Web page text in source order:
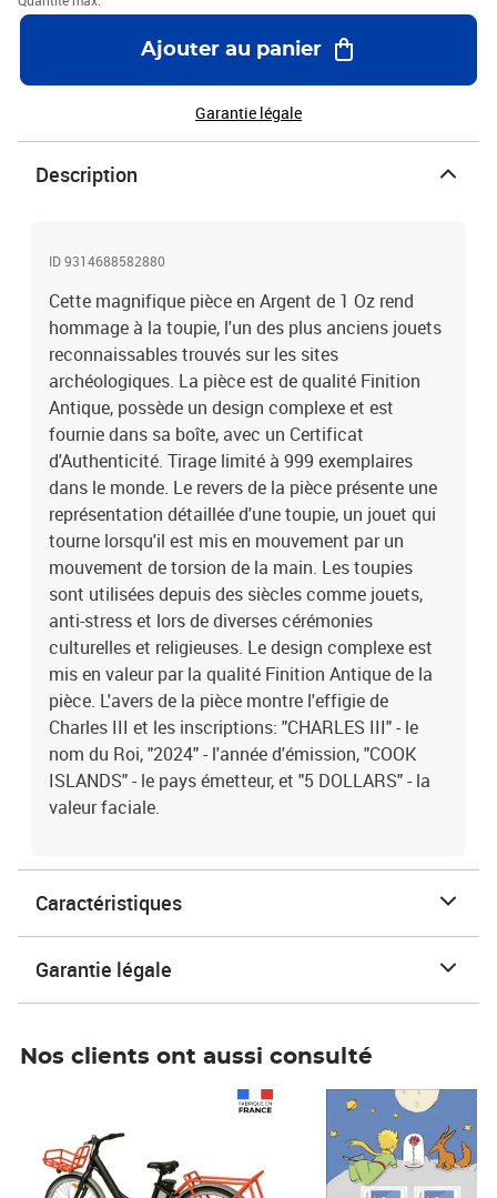
Ajouter au panier
Garantie légale
Description
ID 9314688582880
Cette magnifique pièce en Argent de 1 Oz rend
hommage à la toupie, l'un des plus anciens jouets
reconnaissables trouvés sur les sites
archéologiques. La pièce est de qualité Finition
Antique, possède un design complexe et est
fournie dans sa boîte, avec un Certificat
d'Authenticité. Tirage limité à 999 exemplaires
dans le monde. Le revers de la pièce présente une
représentation détaillée d'une toupie, un jouet qui
tourne lorsqu'il est mis en mouvement par un
mouvement de torsion de la main. Les toupies
sont utilisées depuis des siècles comme jouets,
anti-stress et lors de diverses cérémonies
culturelles et religieuses. Le design complexe est
mis en valeur par la qualité Finition Antique de la
pièce. L'avers de la pièce montre l'effigie de
Charles III et les inscriptions: "CHARLES III" - le
nom du Roi, "2024" - l'année d'émission, "COOK
ISLANDS" - le pays émetteur, et "5 DOLLARS" - la
valeur faciale.
Caractéristiques
Garantie légale
Nos clients ont aussi consulté
Prix 7,50€